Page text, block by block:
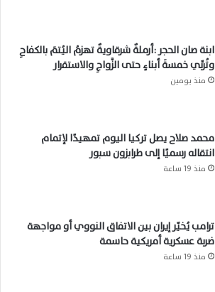
ابنة صان الحجر :أرملةٌ شرقاويةٌ تهزمُ اليُتمَ بالكفاحِ
وتُربِّي خمسةَ أبناءٍ حتى الزَّواجِ والاستقرار
منذ يومين
محمد صلاح يصل تركيا اليوم تمهيدًا لإتمام
انتقاله رسميًا إلى طرابزون سبور
منذ 19 ساعة
ترامب يُخيّر إيران بين الاتفاق النووي أو مواجهة
ضربة عسكرية أمريكية حاسمة
منذ 19 ساعة